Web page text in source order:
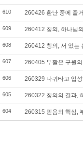
610 260426 환난 중에 즐
609 260412 칭의, 하나님
608 260412 칭의, 서 있는
607 260405 부활은 구원
606 260329 나귀타고 입
605 260322 칭의의 결과,
604 260315 믿음의 핵심,